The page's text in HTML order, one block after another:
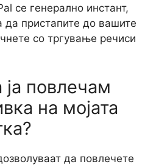
се генерално инстант,
пристапите до вашите
со тргување речиси
повлечам
на мојата
да повлечете